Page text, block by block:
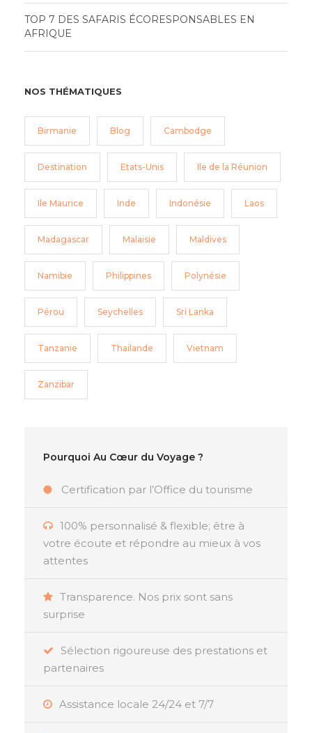
TOP 7 DES SAFARIS ÉCORESPONSABLES EN
AFRIQUE
NOS THÉMATIQUES
Birmanie Blog Cambodge
Destination Etats-Unis Ile de la Réunion
Ile Maurice Inde Indonésie Laos
Madagascar Malaisie Maldives
Namibie Philippines Polynésie
Pérou Seychelles Sri Lanka
Tanzanie Thailande Vietnam
Zanzibar
Pourquoi Au Cœur du Voyage ?
Certification par l’Office du tourisme
100% personnalisé & flexible; être à
votre écoute et répondre au mieux à vos
attentes
Transparence. Nos prix sont sans
surprise
Sélection rigoureuse des prestations et
partenaires
Assistance locale 24/24 et 7/7